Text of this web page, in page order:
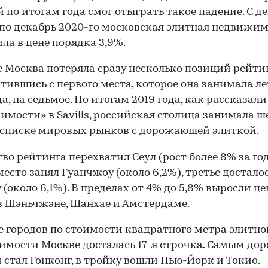
по итогам года смог отыграть такое падение. С
декабрь 2020-го московская элитная
в цене порядка 3,9%.
Москва потеряла сразу несколько позиций
с первого места, которое она занимала
на седьмое. По итогам 2019 года, как
в Savills, российская столица занимала
мировых рынков с дорожающей элиткой.
рейтинга перехватил Сеул (рост более 8% за
занял Гуанчжоу (около 6,2%), третье
6,1%). В пределах от 4% до 5,8% выросли
Шэньчжэне, Шанхае и Амстердаме.
городов по стоимости квадратного метра
Москве досталась 17-я строчка. Самым
стал Гонконг, в тройку вошли Нью-Йорк и Токио.